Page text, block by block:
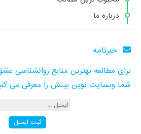
درباره ما
خبرنامه
برای مطالعه بهترین منابع روانشناسی
شما وبسایت نوین بینش را معرفی می